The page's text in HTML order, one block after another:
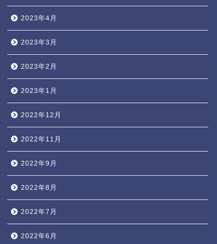
2023年4月
2023年3月
2023年2月
2023年1月
2022年12月
2022年11月
2022年9月
2022年8月
2022年7月
2022年6月